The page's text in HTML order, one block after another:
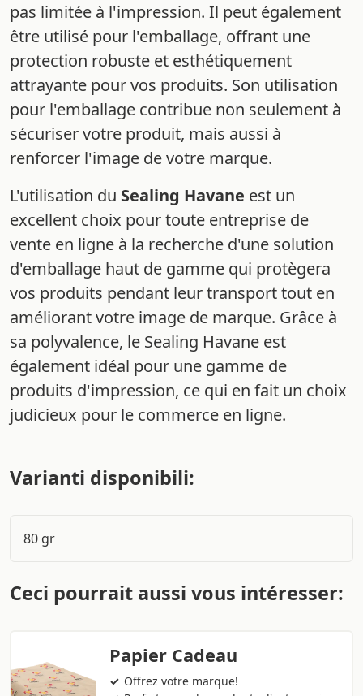
pas limitée à l'impression. Il peut également
être utilisé pour l'emballage, offrant une
protection robuste et esthétiquement
attrayante pour vos produits. Son utilisation
pour l'emballage contribue non seulement à
sécuriser votre produit, mais aussi à
renforcer l'image de votre marque.
L'utilisation du Sealing Havane est un
excellent choix pour toute entreprise de
vente en ligne à la recherche d'une solution
d'emballage haut de gamme qui protègera
vos produits pendant leur transport tout en
améliorant votre image de marque. Grâce à
sa polyvalence, le Sealing Havane est
également idéal pour une gamme de
produits d'impression, ce qui en fait un choix
judicieux pour le commerce en ligne.
Varianti disponibili:
80 gr
Ceci pourrait aussi vous intéresser:
Papier Cadeau
Offrez votre marque!